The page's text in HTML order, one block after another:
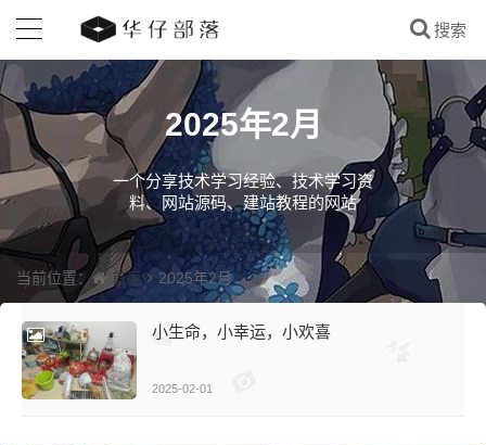
2025年2月
一个分享技术学习经验、技术学习资
料、网站源码、建站教程的网站
当前位置： 首页 2025年2月
小生命，小幸运，小欢喜
2025-02-01